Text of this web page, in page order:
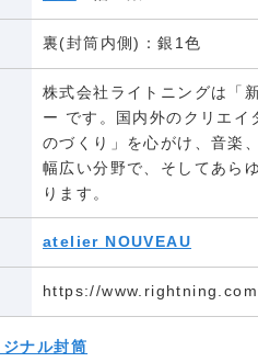
裏(封筒内側)：銀1色
株式会社ライトニングは「
ー です。国内外のクリエイ
のづくり」を心がけ、音楽
幅広い分野で、そしてあら
ります。
atelier NOUVEAU
https://www.rightning.com
ナル封筒